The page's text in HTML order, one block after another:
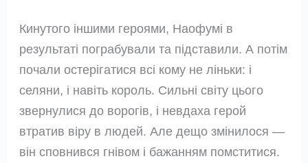
Кинутого іншими героями, Наофумі в
результаті пограбували та підставили. А потім
почали остерігатися всі кому не ліньки: і
селяни, і навіть король. Сильні світу цього
звернулися до ворогів, і невдаха герой
втратив віру в людей. Але дещо змінилося —
він сповнився гнівом і бажанням помститися.